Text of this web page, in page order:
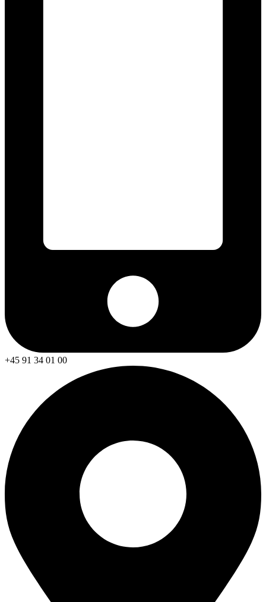
+45 91 34 01 00